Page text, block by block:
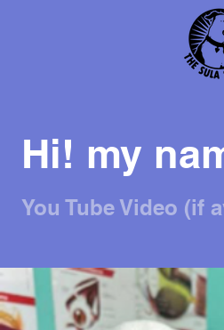
Hi! my
You Tube Video (if